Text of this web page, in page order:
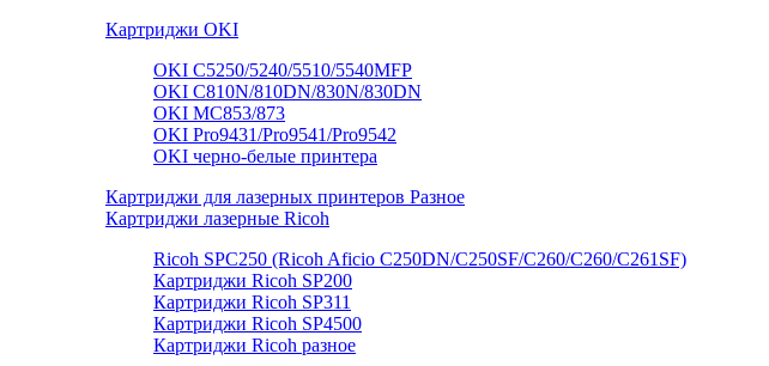
Картриджи OKI
OKI C5250/5240/5510/5540MFP
OKI C810N/810DN/830N/830DN
OKI MC853/873
OKI Pro9431/Pro9541/Pro9542
OKI черно-белые принтера
Картриджи для лазерных принтеров Разное
Картриджи лазерные Ricoh
Ricoh SPC250 (Ricoh Aficio C250DN/C250SF/C260/C260/C261SF)
Картриджи Ricoh SP200
Картриджи Ricoh SP311
Картриджи Ricoh SP4500
Картриджи Ricoh разное